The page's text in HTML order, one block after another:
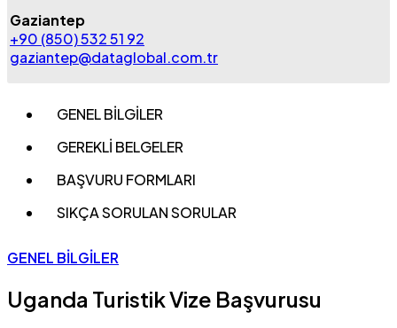
Gaziantep
+90 (850) 532 51 92
gaziantep@dataglobal.com.tr
GENEL BİLGİLER
GEREKLİ BELGELER
BAŞVURU FORMLARI
SIKÇA SORULAN SORULAR
GENEL BİLGİLER
Uganda Turistik Vize Başvurusu